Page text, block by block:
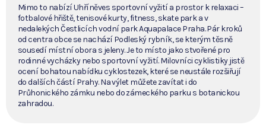
Mimo to nabízí Uhříněves sportovní vyžití a prostor k relaxaci –
fotbalové hřiště, tenisové kurty, fitness, skate park a v
nedalekých Čestlicích vodní park Aquapalace Praha. Pár kroků
od centra obce se nachází Podleský rybník, se kterým těsně
sousedí místní obora s jeleny. Je to místo jako stvořené pro
rodinné vycházky nebo sportovní vyžití. Milovníci cyklistiky jistě
ocení bohatou nabídku cyklostezek, které se neustále rozšiřují
do dalších částí Prahy. Na výlet můžete zavítat i do
Průhonického zámku nebo do zámeckého parku s botanickou
zahradou.